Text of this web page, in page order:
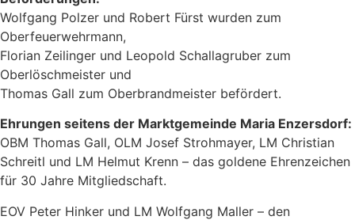
Wolfgang Polzer und Robert Fürst wurden zum
Oberfeuerwehrmann,
Florian Zeilinger und Leopold Schallagruber zum
Oberlöschmeister und
Thomas Gall zum Oberbrandmeister befördert.
Ehrungen seitens der Marktgemeinde Maria Enzersdorf:
OBM Thomas Gall, OLM Josef Strohmayer, LM Christian
Schreitl und LM Helmut Krenn – das goldene Ehrenzeichen
für 30 Jahre Mitgliedschaft.
EOV Peter Hinker und LM Wolfgang Maller – den